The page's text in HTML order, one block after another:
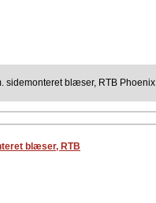
blæser, RTB Phoenix
blæser, RTB